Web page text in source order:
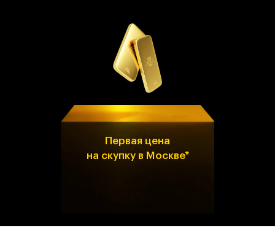
Первая цена
на скупку в Москве*